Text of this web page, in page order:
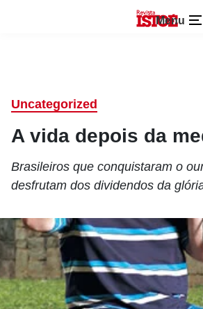
Menu
Uncategorized
A vida depois da
Brasileiros que conquistaram o
desfrutam dos dividendos da